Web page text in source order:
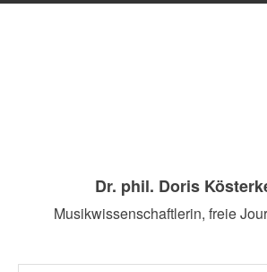
Dr. phil. Doris
Musikwissenschaftlerin, freie